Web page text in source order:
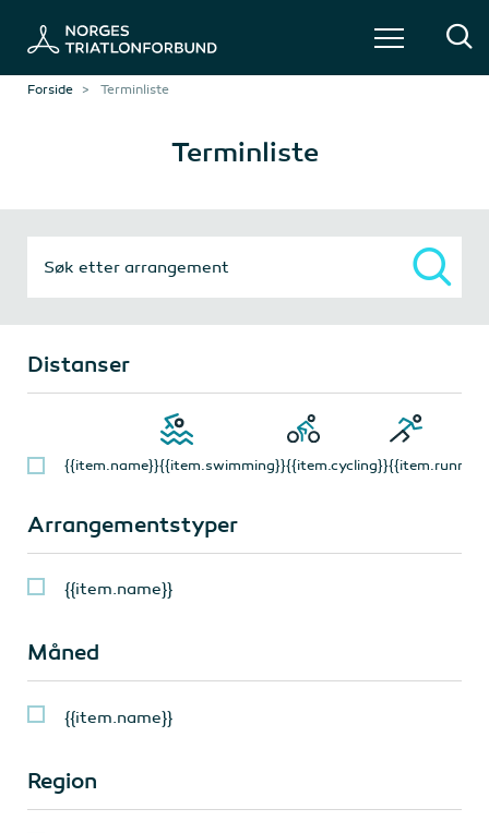
Forside Terminliste
Terminliste
Distanser
{{item.name}}{{item.swimming}}{{item.cycling}}
Arrangementstyper
{{item.name}}
Måned
{{item.name}}
Region